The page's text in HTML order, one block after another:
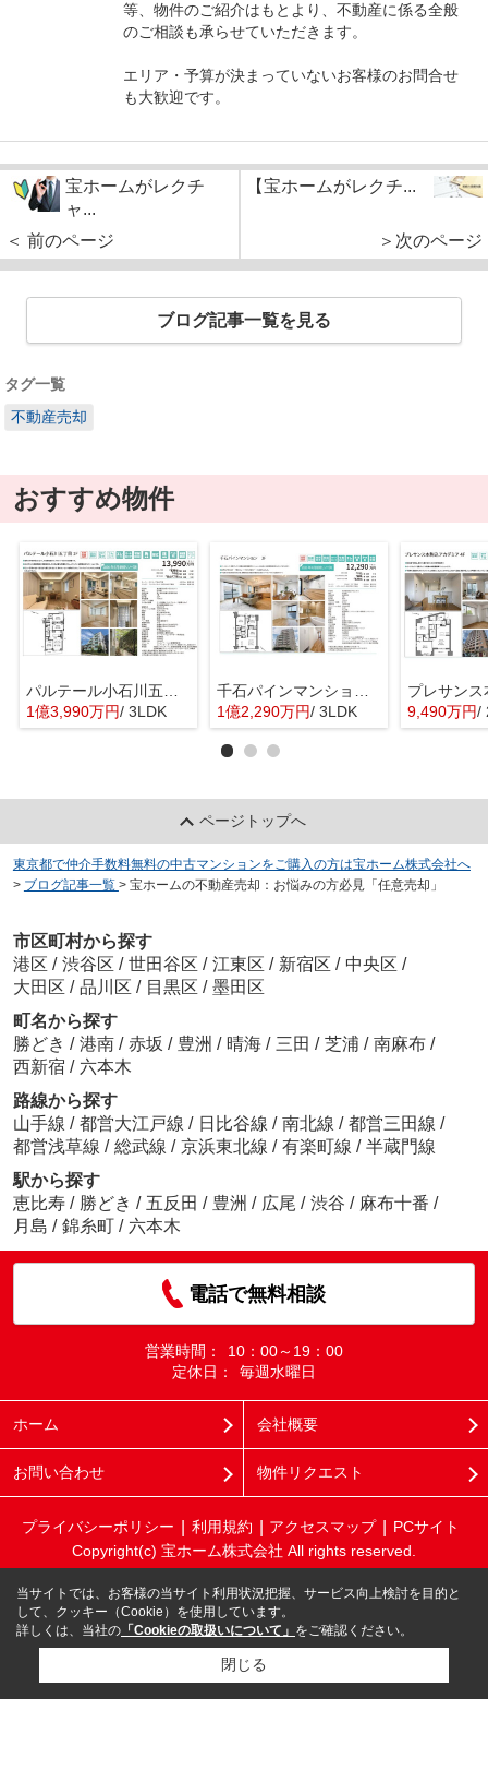
等、物件のご紹介はもとより、不動産に係る全般
のご相談も承らせていただきます。
エリア・予算が決まっていないお客様のお問合せ
も大歓迎です。
宝ホームがレクチ
ャ...
＜ 前のページ
【宝ホームがレクチ...
＞次のページ
ブログ記事一覧を見る
タグ一覧
不動産売却
おすすめ物件
1億3,990万円/ 3LDK
1億2,290万円/ 3LDK 9,490万円/
ページトップへ
東京都で仲介手数料無料の中古マンションをご購入の方は宝ホーム株式会社へ
> ブログ記事一覧 > 宝ホームの不動産売却：お悩みの方必見「任意売却」
市区町村から探す
港区 / 渋谷区 / 世田谷区 / 江東区 / 新宿区 / 中央区 /
大田区 / 品川区 / 目黒区 / 墨田区
町名から探す
勝どき / 港南 / 赤坂 / 豊洲 / 晴海 / 三田 / 芝浦 / 南麻布 /
西新宿 / 六本木
路線から探す
山手線 / 都営大江戸線 / 日比谷線 / 南北線 / 都営三田線 /
都営浅草線 / 総武線 / 京浜東北線 / 有楽町線 / 半蔵門線
駅から探す
恵比寿 / 勝どき / 五反田 / 豊洲 / 広尾 / 渋谷 / 麻布十番 /
月島 / 錦糸町 / 六本木
電話で無料相談
営業時間：
10：00～19：00
定休日：
毎週水曜日
ホーム 会社概要
お問い合わせ 物件リクエスト
プライバシーポリシー 利用規約 アクセスマップ
PCサイト
Copyright(c) 宝ホーム株式会社 All rights reserved.
当サイトでは、お客様の当サイト利用状況把握、サービス向上検討を目的と
して、クッキー（Cookie）を使用しています。
詳しくは、当社の 「Cookieの取扱いについて」 をご確認ください。
閉じる